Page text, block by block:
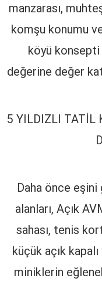
manzarası,
komşu konumu
köyü
değerine değer
5 YILDIZLI TATİL
Daha önce eşini
alanları, Açık
sahası, tenis
küçük açık
miniklerin